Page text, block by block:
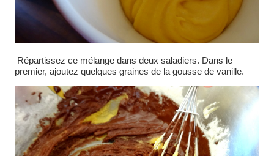
Répartissez ce mélange dans deux saladiers. Dans le
premier, ajoutez quelques graines de la gousse de vanille.